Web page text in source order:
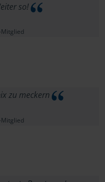
so!
Mitglied
zu meckern
Mitglied